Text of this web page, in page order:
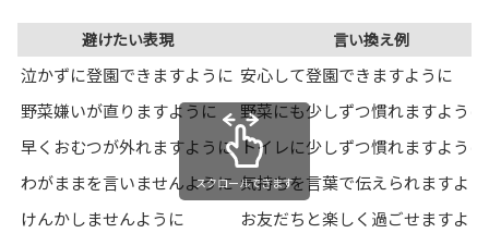
避けたい表現 言い換え例
泣かずに登園できますように 安心して登園できますように
野菜嫌いが直りますように
野菜にも少しずつ慣れますように
早くおむつが外れますように トイレに少しずつ慣れますように
わがままを言いませんように 気持ちを言葉で伝えられますよ
けんかしませんように
お友だちと楽しく過ごせますよ
スクロールできます